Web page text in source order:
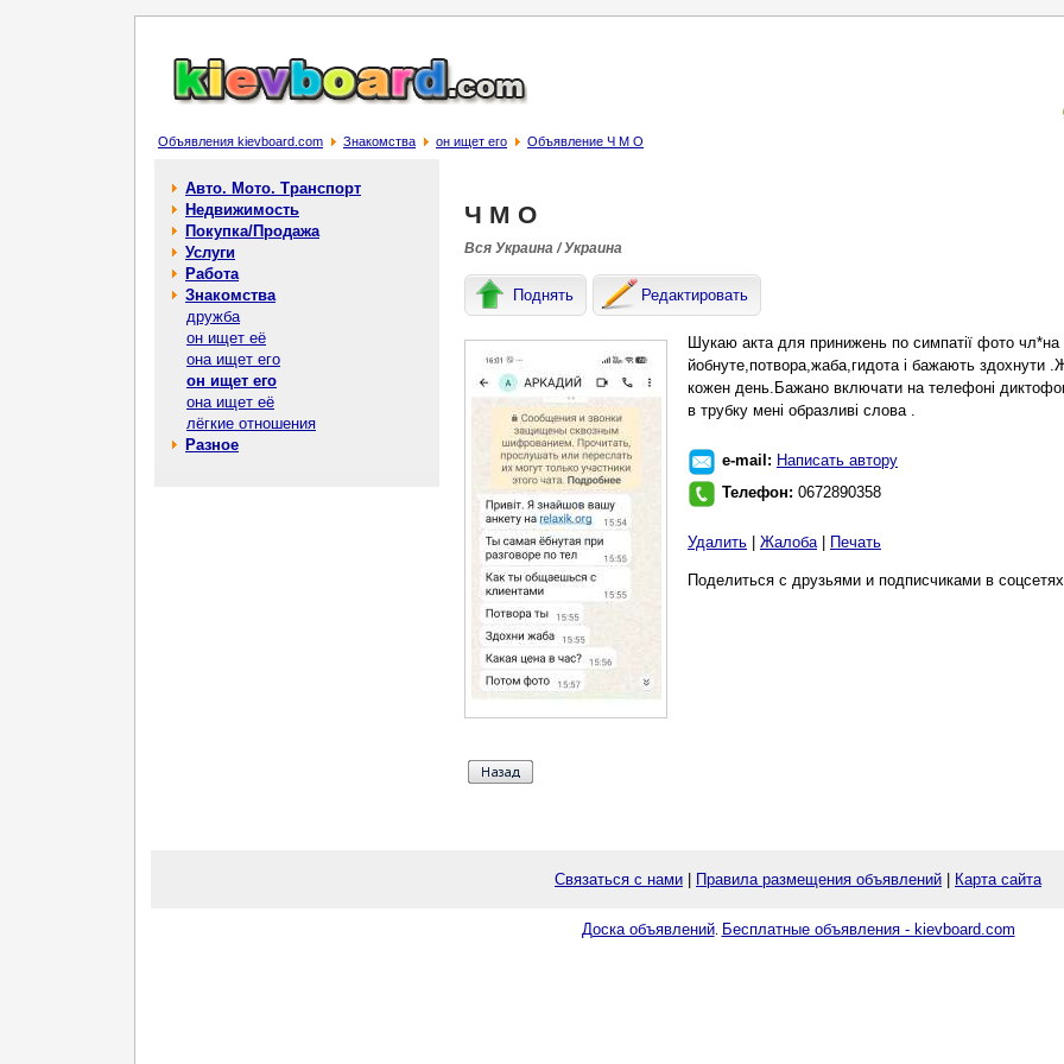
Объявления kievboard.com Знакомства он ищет его Объявление Ч М О
Авто. Мото. Транспорт
Недвижимость
Покупка/Продажа
Услуги
Работа
Знакомства
дружба
он ищет её
она ищет его
он ищет его
она ищет её
лёгкие отношения
Разное
Ч М О
Вся Украина / Украина
Поднять Редактировать
Шукаю акта для принижень по симпатії фото
йобнуте,потвора,жаба,гидота і бажають здохнути
кожен день.Бажано включати на телефоні
в трубку мені образливі слова .
e-mail: Написать автору
Телефон: 0672890358
Удалить Жалоба| Печать
Поделиться с друзьями и подписчиками в
Связаться с нами Правила размещения объявлений Карта сайта
Доска объявлений. Бесплатные объявления - kievboard.com